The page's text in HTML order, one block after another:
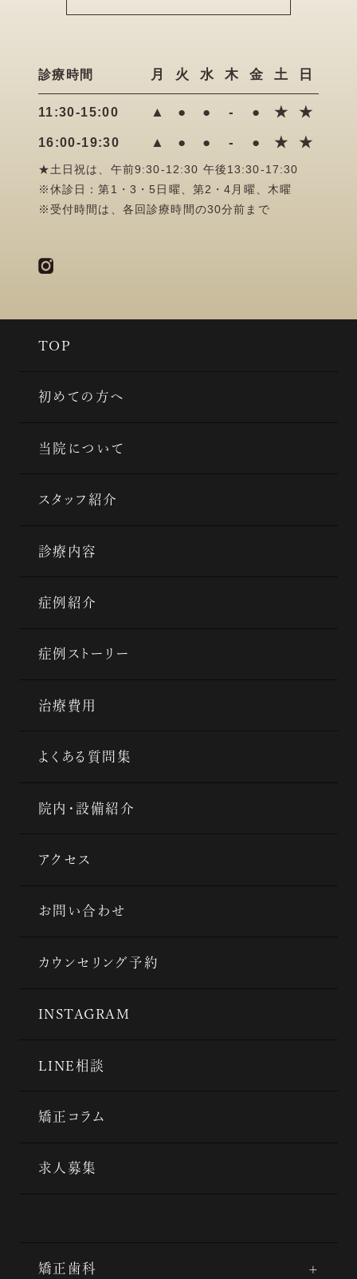
診療時間 月 火 水 木 金 土 日
11:30-15:00 ▲ ● ● - ● ★ ★
16:00-19:30 ▲ ● ● - ● ★ ★
★土日祝は、午前9:30-12:30 午後13:30-17:30
※休診日：第1・3・5日曜、第2・4月曜、木曜
※受付時間は、各回診療時間の30分前まで
TOP
初めての方へ
当院について
スタッフ紹介
診療内容
症例紹介
症例ストーリー
治療費用
よくある質問集
院内・設備紹介
アクセス
お問い合わせ
カウンセリング予約
INSTAGRAM
LINE相談
矯正コラム
求人募集
矯正歯科